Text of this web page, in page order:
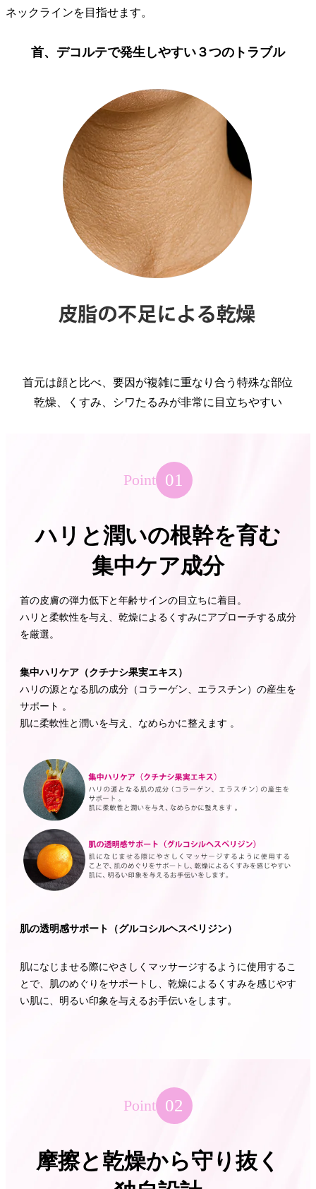
ネックラインを目指せます。
首、デコルテで発生しやすい３つのトラブル
首元は顔と比べ、要因が複雑に重なり合う特殊な部位
乾燥、くすみ、シワたるみが非常に目立ちやすい
Point 01
ハリと潤いの根幹を育む
集中ケア成分
首の皮膚の弾力低下と年齢サインの目立ちに着目。
ハリと柔軟性を与え、乾燥によるくすみにアプローチする成分
を厳選。
集中ハリケア（クチナシ果実エキス）
ハリの源となる肌の成分（コラーゲン、エラスチン）の産生を
サポート 。
肌に柔軟性と潤いを与え、なめらかに整えます 。
肌の透明感サポート（グルコシルヘスペリジン）
肌になじませる際にやさしくマッサージするように使用するこ
とで、肌のめぐりをサポートし、乾燥によるくすみを感じやす
い肌に、明るい印象を与えるお手伝いをします。
Point 02
摩擦と乾燥から守り抜く